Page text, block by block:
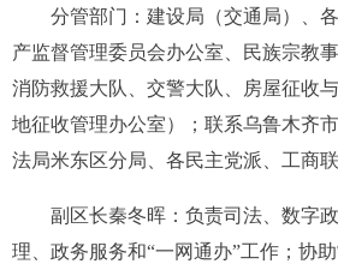
分管部门：建设局（交通局）、
产监督管理委员会办公室
民族宗教
消防救援大队
交警大队
房屋征收
地征收管理办公室）
； 联系乌鲁木齐
法局米东区分局
各民主党派、 工商联
副区长秦冬晖 ： 负责司法、数字
理
政务服务和“一网通办”工作 ；协